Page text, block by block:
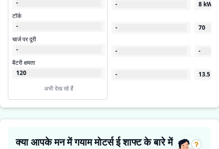
-
टॉर्क
-
चार्ज पर दूरी
-
बैटरी क्षमता
120
अभी देख रहे हैं
-
-
-
-
8 kW
70
-
13.5
क्या आपके मन में गयाम मोटर्स ई शाफ्ट के बारे में